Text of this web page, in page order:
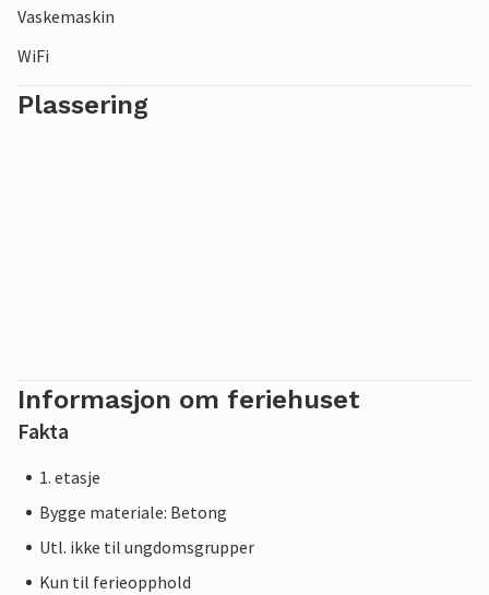
Vaskemaskin
WiFi
Plassering
Informasjon om feriehuset
Fakta
1. etasje
Bygge materiale: Betong
Utl. ikke til ungdomsgrupper
Kun til ferieopphold